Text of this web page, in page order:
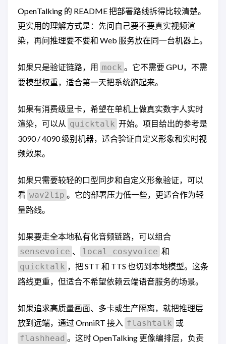
OpenTalking 的 README 把部署路线拆得比较清楚。
更实用的理解方式是：先问自己要不要真实视频渲
染，再问推理要不要和 Web 服务放在同一台机器上。
如果只是验证链路，用 mock 。它不需要 GPU，不需
要模型权重，适合第一天把系统跑起来。
如果有消费级显卡，希望在单机上做真实数字人实时
渲染，可以从 quicktalk 开始。项目给出的参考是
3090 / 4090 级别机器，适合验证自定义形象和实时视
频效果。
如果只需要较轻的口型同步和自定义形象验证，可以
看 wav2lip 。它的部署压力低一些，更适合作为轻
量路线。
如果要走全本地私有化音频链路，可以组合
sensevoice 、 local_cosyvoice 和
quicktalk ，把 STT 和 TTS 也切到本地模型。这条
路线更重，但适合不希望依赖云端语音服务的场景。
如果追求高质量画面、多卡或生产隔离，就把推理层
放到远端，通过 OmniRT 接入 flashtalk 或
flashhead 。这时 OpenTalking 更像编排层，负责